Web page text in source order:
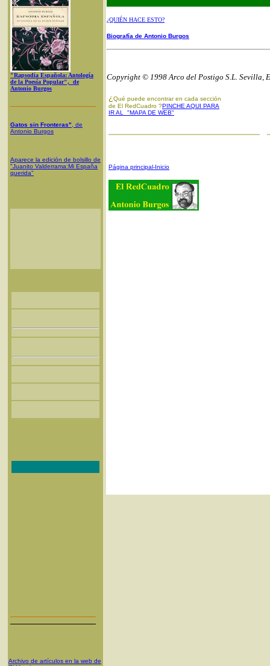
"Rapsodia Española: Antología
de la Poesía Popular", de
Antonio Burgos
Gatos sin Fronteras" , de
Antonio Burgos
Aparece la edición de bolsillo de
"Juanito Valderrama:Mi España
querida"
Archivo de artículos en la web de
¿QUIÉN HACE ESTO?
Biografía de Antonio Burgos
Copyright © 1998 Arco del Postigo S.L. Sevilla,
¿ Qué puede encontrar en cada sección
de El RedCuadro ?PINCHE AQUI PARA
IR AL "MAPA DE WEB"
Página principal-Inicio